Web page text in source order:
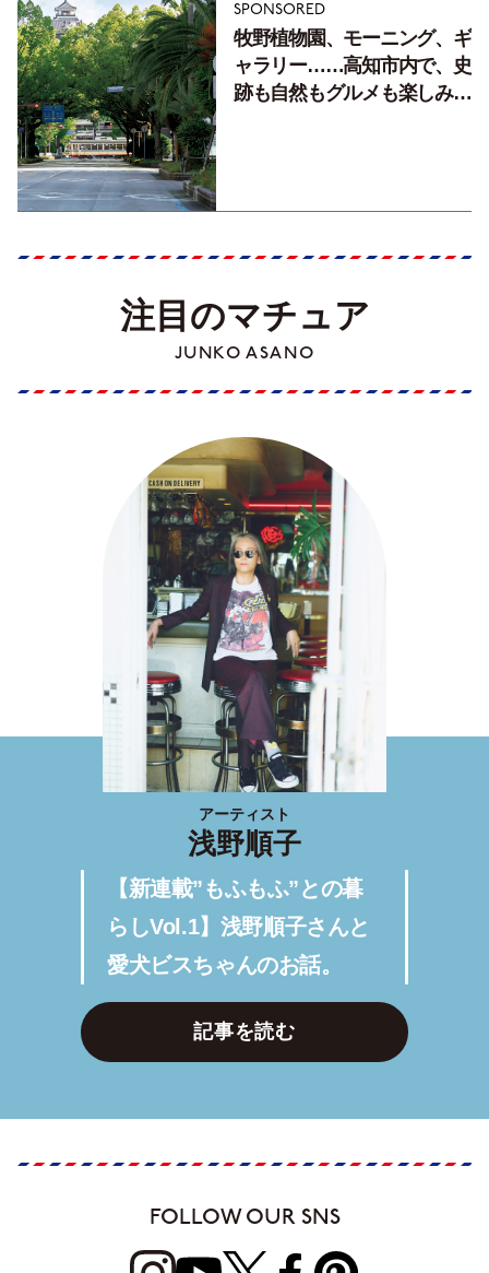
SPONSORED
牧野植物園、モーニング、ギ
ャラリー……高知市内で、史
跡も自然もグルメも楽しみ尽
注目のマチュア
JUNKO ASANO
アーティスト
浅野順子
【新連載”もふもふ”との暮
らしVol.1】浅野順子さんと
愛犬ビスちゃんのお話。
記事を読む
FOLLOW OUR SNS